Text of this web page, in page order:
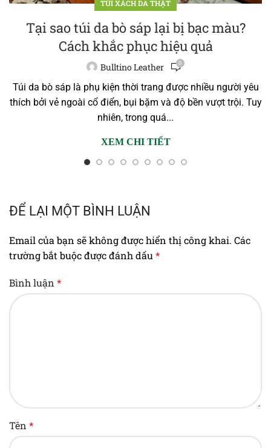
TÚI XÁCH DA THẬT
Tại sao túi da bò sáp lại bị bạc màu?
Cách khắc phục hiệu quả
Bulltino Leather 0
Túi da bò sáp là phụ kiện thời trang được nhiều người yêu
thích bởi vẻ ngoài cổ điển, bụi bặm và độ bền vượt trội. Tuy
nhiên, trong quá...
XEM CHI TIẾT
ĐỂ LẠI MỘT BÌNH LUẬN
Email của bạn sẽ không được hiển thị công khai. Các
trường bắt buộc được đánh dấu *
Bình luận *
Tên *